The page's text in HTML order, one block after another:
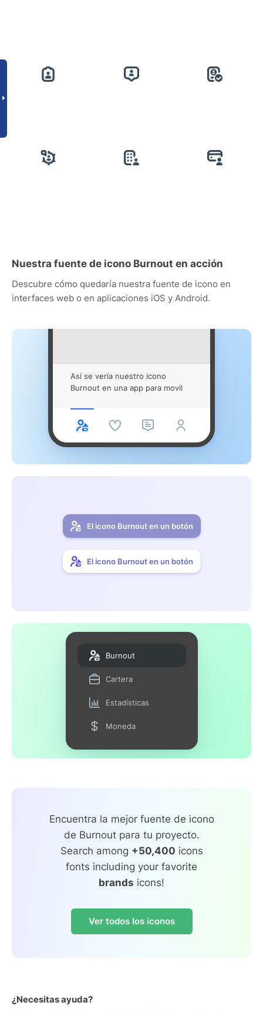
Nuestra fuente de icono Burnout en acción
Descubre cómo quedaría nuestra fuente de icono en
interfaces web o en aplicaciones iOS y Android.
Así se vería nuestro icono
Burnout en una app para movil
El icono Burnout en un botón
El icono Burnout en un botón
Burnout
Cartera
Estadísticas
Moneda
Encuentra la mejor fuente de icono
de Burnout para tu proyecto.
Search among +50,400 icons
fonts including your favorite
brands icons!
Ver todos los iconos
¿Necesitas ayuda?